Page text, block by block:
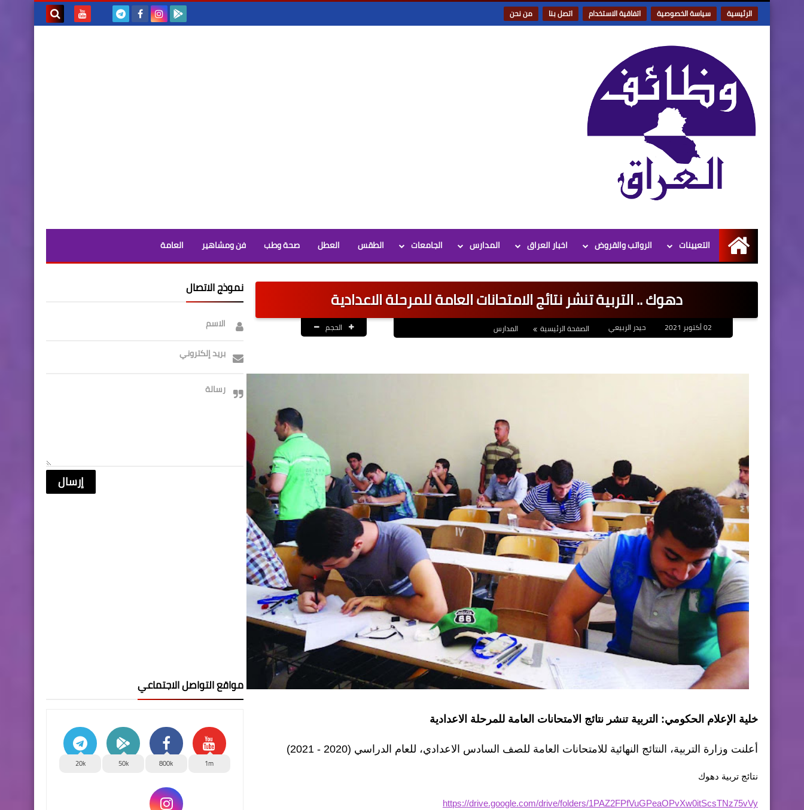
الرئيسية سياسة الخصوصية اتفاقية الاستخدام اتصل بنا من نحن
الرئيسية
التعيينات الرواتب والقروض اخبار العراق المدارس الجامعات الطقس العطل صحة وطب فن ومشاهير العامة
دهوك .. التربية تنشر نتائج الامتحانات العامة للمرحلة الاعدادية
حيدر الربيعي الصفحة الرئيسية المدارس الحجم
خلية الإعلام الحكومي: التربية تنشر نتائج الامتحانات العامة للمرحلة الاعدادية
أعلنت وزارة التربية، النتائج النهائية للامتحانات العامة للصف السادس الاعدادي، للعام الدراسي (2020 - 2021)
نتائج تربية دهوك
https://drive.google.com/drive/folders/1PAZ2FPfVuGPeaOPvXw0itScsTNz75vVy
نموذج الاتصال
الاسم
بريد إلكتروني
رسالة
مواقع التواصل الاجتماعي
1m
800k
50k
20k